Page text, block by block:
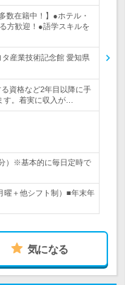
数在籍中！】●ホテル・
方歓迎！●語学スキルを
タ産業技術記念館 愛知県
資格など2年目以降に手
。着実に収入が…
）※基本的に毎日定時で
＋他シフト制）■年末年
気になる